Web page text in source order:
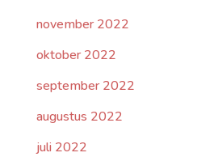
november 2022
oktober 2022
september 2022
augustus 2022
juli 2022